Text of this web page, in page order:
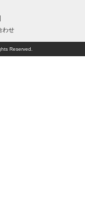
わせ
Reserved.